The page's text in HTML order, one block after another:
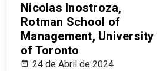
Nicolas Inostroza,
Rotman School of
Management, University
of Toronto
24 de Abril de 2024